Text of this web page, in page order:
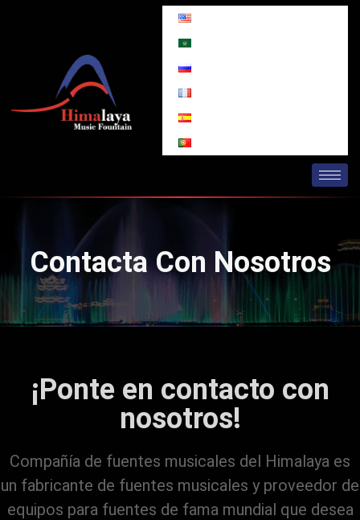
Contacta Con Nosotros
¡Ponte en contacto con
nosotros!
Compañía de fuentes musicales del Himalaya es
un fabricante de fuentes musicales y proveedor de
equipos para fuentes de fama mundial que desea